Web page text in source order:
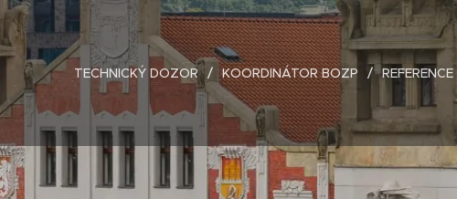
TECHNICKÝ DOZOR KOORDINÁTOR BOZP REFERENCE